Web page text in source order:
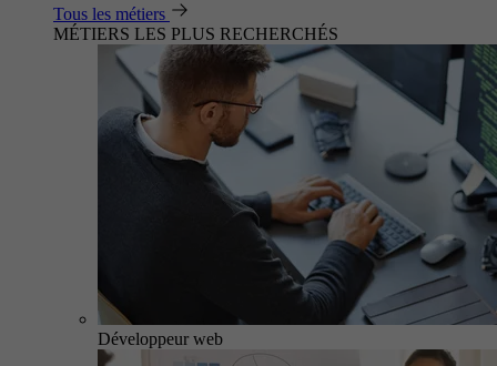
Tous les métiers
MÉTIERS LES PLUS RECHERCHÉS
Développeur web